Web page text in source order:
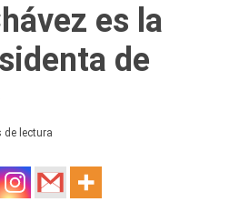
es la
de
de lectura